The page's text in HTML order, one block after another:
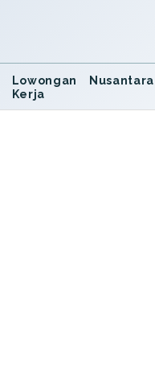
Lowongan
Kerja
Nusantara